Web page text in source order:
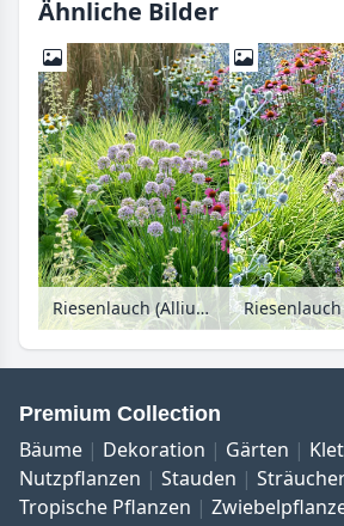
Ähnliche Bilder
Riesenlauch (Allium Summer Beauty)
Premium Collection
Bäume Dekoration Gärten
Nutzpflanzen
Stauden
Tropische Pflanzen